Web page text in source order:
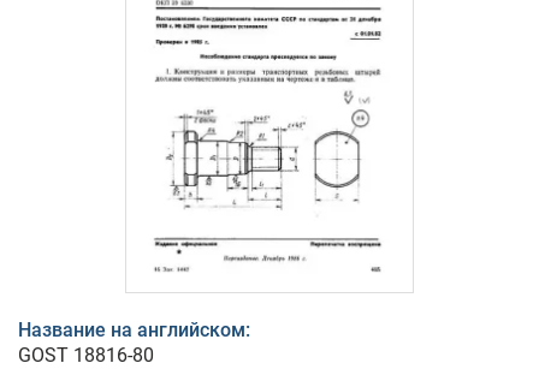
Название на английском:
GOST 18816-80